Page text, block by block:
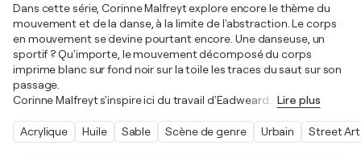
Dans cette série, Corinne Malfreyt explore encore le thème du
mouvement et de la danse, à la limite de l'abstraction. Le corps
en mouvement se devine pourtant encore. Une danseuse, un
sportif ? Qu'importe, le mouvement décomposé du corps
imprime blanc sur fond noir sur la toile les traces du saut sur son
passage.
Corinne Malfreyt s'inspire ici du travail d'Eadweard
Lire plus
Acrylique Huile Sable Scène de genre Urbain Street Art